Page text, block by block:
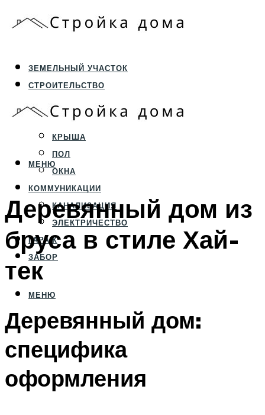
ЗЕМЕЛЬНЫЙ УЧАСТОК
СТРОИТЕЛЬСТВО
ФУНДАМЕНТ И ЦОКОЛЬ
ПЕРЕКРЫТИЯ И СТЕНЫ
КРЫША
ПОЛ
ОКНА
КОММУНИКАЦИИ
КАНАЛИЗАЦИЯ
ЭЛЕКТРИЧЕСТВО
ГАРАЖ
ЗАБОР
МЕНЮ
МЕНЮ
Деревянный дом из
бруса в стиле Хай-
тек
Деревянный дом:
специфика
оформления